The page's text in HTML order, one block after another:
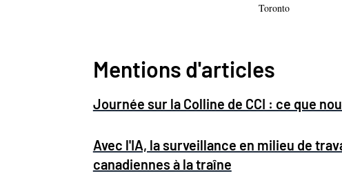
Toronto
Mentions d'articles
Journée sur la Colline de CCI : ce que
Avec l'IA, la surveillance en milieu de
canadiennes à la traîne